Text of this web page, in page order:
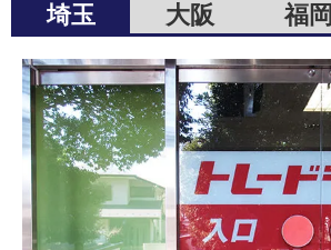
埼玉 大阪 福岡